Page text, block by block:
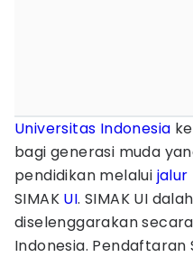
Universitas Indonesia
bagi generasi muda
pendidikan melalui jalur
SIMAK UI. SIMAK UI
diselenggarakan
Indonesia. Pendaftaran